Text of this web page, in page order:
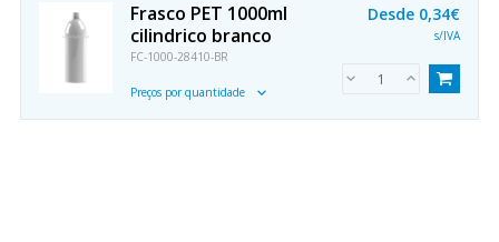
Frasco PET 1000ml
cilindrico branco
FC-1000-28410-BR
Preços por quantidade
Desde 0,34€
s/IVA